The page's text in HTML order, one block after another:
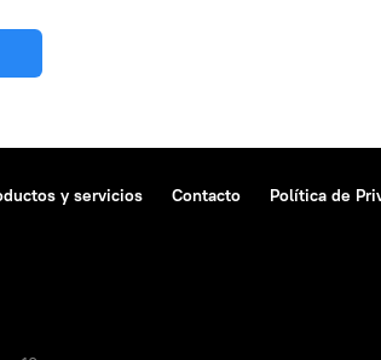
y servicios Contacto Política de